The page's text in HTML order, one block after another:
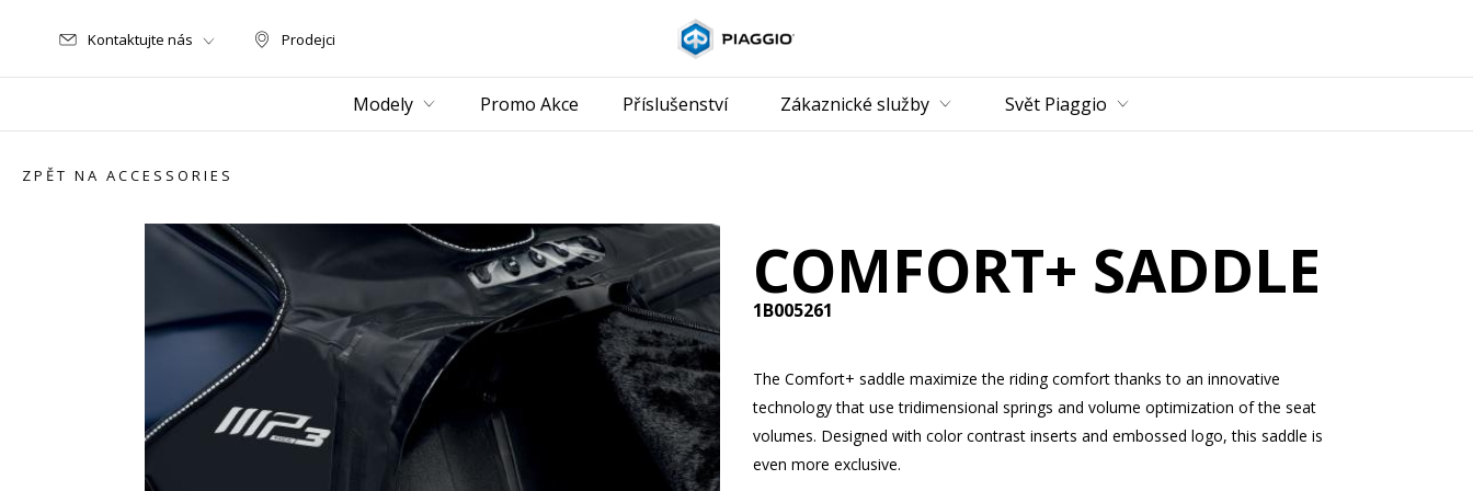
Prodejci
Prodejci
Kontaktujte nás
Modely Promo Akce Příslušenství Zákaznické služby Svět Piaggio
ZPĚT NA ACCESSORIES
COMFORT+ SADDLE
1B005261
The Comfort+ saddle maximize the riding comfort thanks to an innovative
technology that use tridimensional springs and volume optimization of the seat
volumes. Designed with color contrast inserts and embossed logo, this saddle is
even more exclusive.